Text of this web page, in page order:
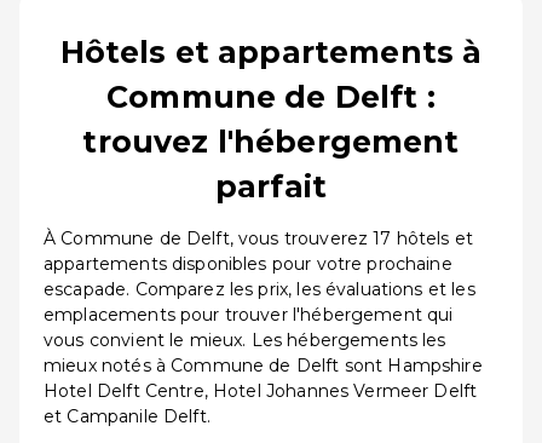
Hôtels et appartements à
Commune de Delft :
trouvez l'hébergement
parfait
À Commune de Delft, vous trouverez 17 hôtels et
appartements disponibles pour votre prochaine
escapade. Comparez les prix, les évaluations et les
emplacements pour trouver l'hébergement qui
vous convient le mieux. Les hébergements les
mieux notés à Commune de Delft sont Hampshire
Hotel Delft Centre, Hotel Johannes Vermeer Delft
et Campanile Delft.